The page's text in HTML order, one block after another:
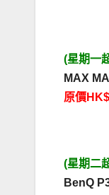
(星期一
MAX
原價
(星期二
BenQ